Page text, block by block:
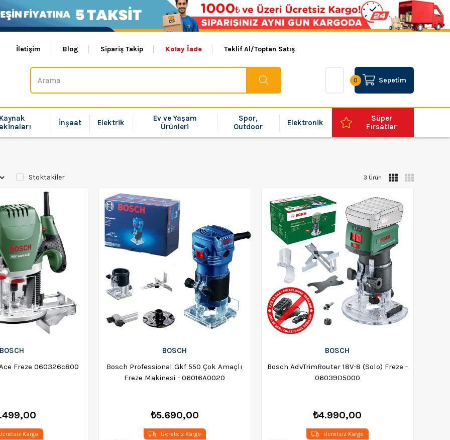
İletişim Blog Sipariş Takip Kolay İade Teklif Al/Toptan Satış
Sepetim
0
Kaynak
İnşaat Elektrik
Ev ve Yaşam
Ürünleri
Spor,
Outdoor
Elektronik
Süper
Fırsatlar
Stoktakiler 3 Ürün
BOSCH
Freze 060326c800
Kargo
BOSCH
Bosch Professional Gkf 550 Çok Amaçlı
Freze Makinesi - 06016A0020
₺5.690,00
Ücretsiz Kargo
BOSCH
Bosch AdvTrimRouter 18V-8 (Solo) Freze -
06039D5000
₺4.990,00
Ücretsiz Kargo